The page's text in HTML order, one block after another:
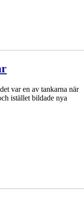
var en av tankarna när
istället bildade nya